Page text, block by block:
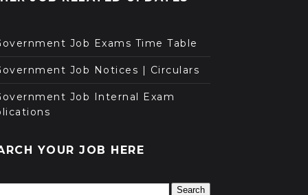
Job Exams Time Table
Job Notices | Circulars
Job Internal Exam
YOUR JOB HERE